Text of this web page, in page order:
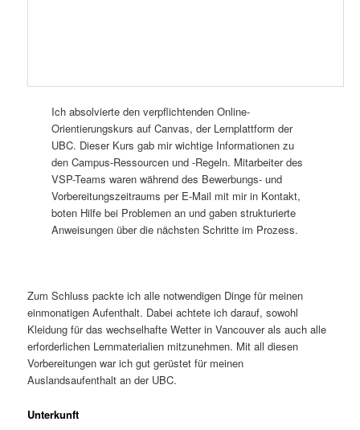
Ich absolvierte den verpflichtenden Online-
Orientierungskurs auf Canvas, der Lernplattform der
UBC. Dieser Kurs gab mir wichtige Informationen zu
den Campus-Ressourcen und -Regeln. Mitarbeiter des
VSP-Teams waren während des Bewerbungs- und
Vorbereitungszeitraums per E-Mail mit mir in Kontakt,
boten Hilfe bei Problemen an und gaben strukturierte
Anweisungen über die nächsten Schritte im Prozess.
Zum Schluss packte ich alle notwendigen Dinge für meinen
einmonatigen Aufenthalt. Dabei achtete ich darauf, sowohl
Kleidung für das wechselhafte Wetter in Vancouver als auch alle
erforderlichen Lernmaterialien mitzunehmen. Mit all diesen
Vorbereitungen war ich gut gerüstet für meinen
Auslandsaufenthalt an der UBC.
Unterkunft